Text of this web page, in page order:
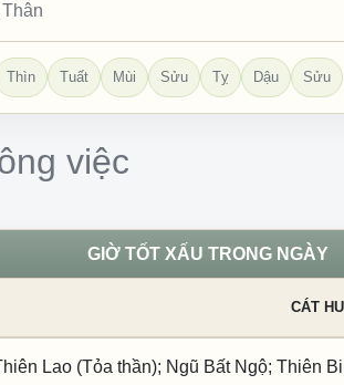
Thìn Tuất Mùi Sửu Tỵ Dậu Sửu
việc
GIỜ TỐT XẤU TRONG NGÀY
CÁT
Lao (Tỏa thần); Ngũ Bất Ngộ; Thiên